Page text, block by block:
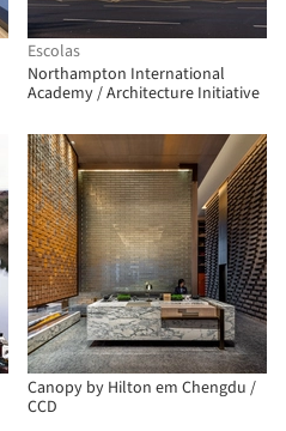
Escolas
Northampton International
Academy / Architecture Initiative
Canopy by Hilton em Chengdu /
CCD